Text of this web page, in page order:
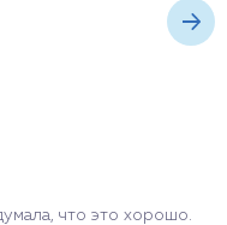
что это хорошо.